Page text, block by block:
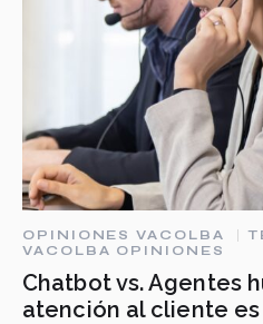
OPINIONES VACOLBA
VACOLBA OPINIONES
Chatbot vs. Agentes
atención al cliente